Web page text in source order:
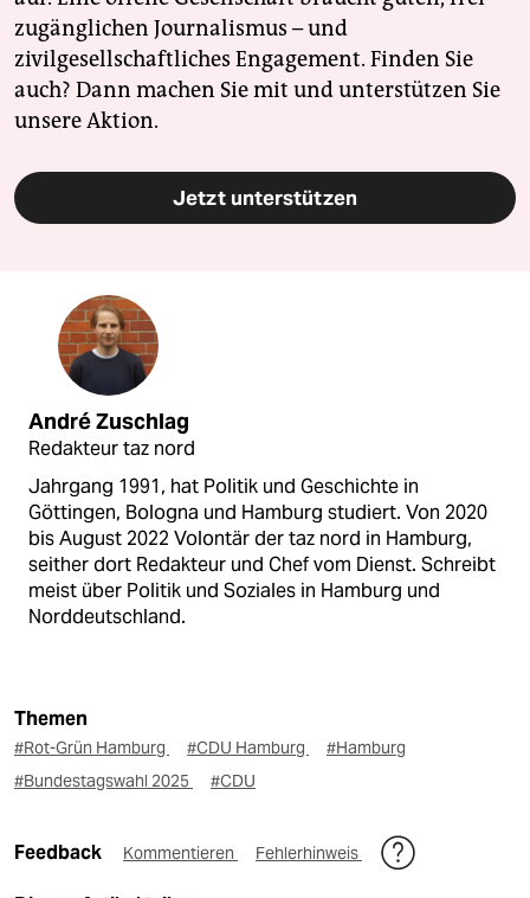
zugänglichen Journalismus – und
zivilgesellschaftliches Engagement. Finden Sie
auch? Dann machen Sie mit und unterstützen Sie
unsere Aktion.
Jetzt unterstützen
André Zuschlag
Redakteur taz nord
Jahrgang 1991, hat Politik und Geschichte in
Göttingen, Bologna und Hamburg studiert. Von 2020
bis August 2022 Volontär der taz nord in Hamburg,
seither dort Redakteur und Chef vom Dienst. Schreibt
meist über Politik und Soziales in Hamburg und
Norddeutschland.
Themen
#Rot-Grün Hamburg #CDU Hamburg
#Hamburg
#Bundestagswahl 2025
#CDU
Feedback Kommentieren Fehlerhinweis